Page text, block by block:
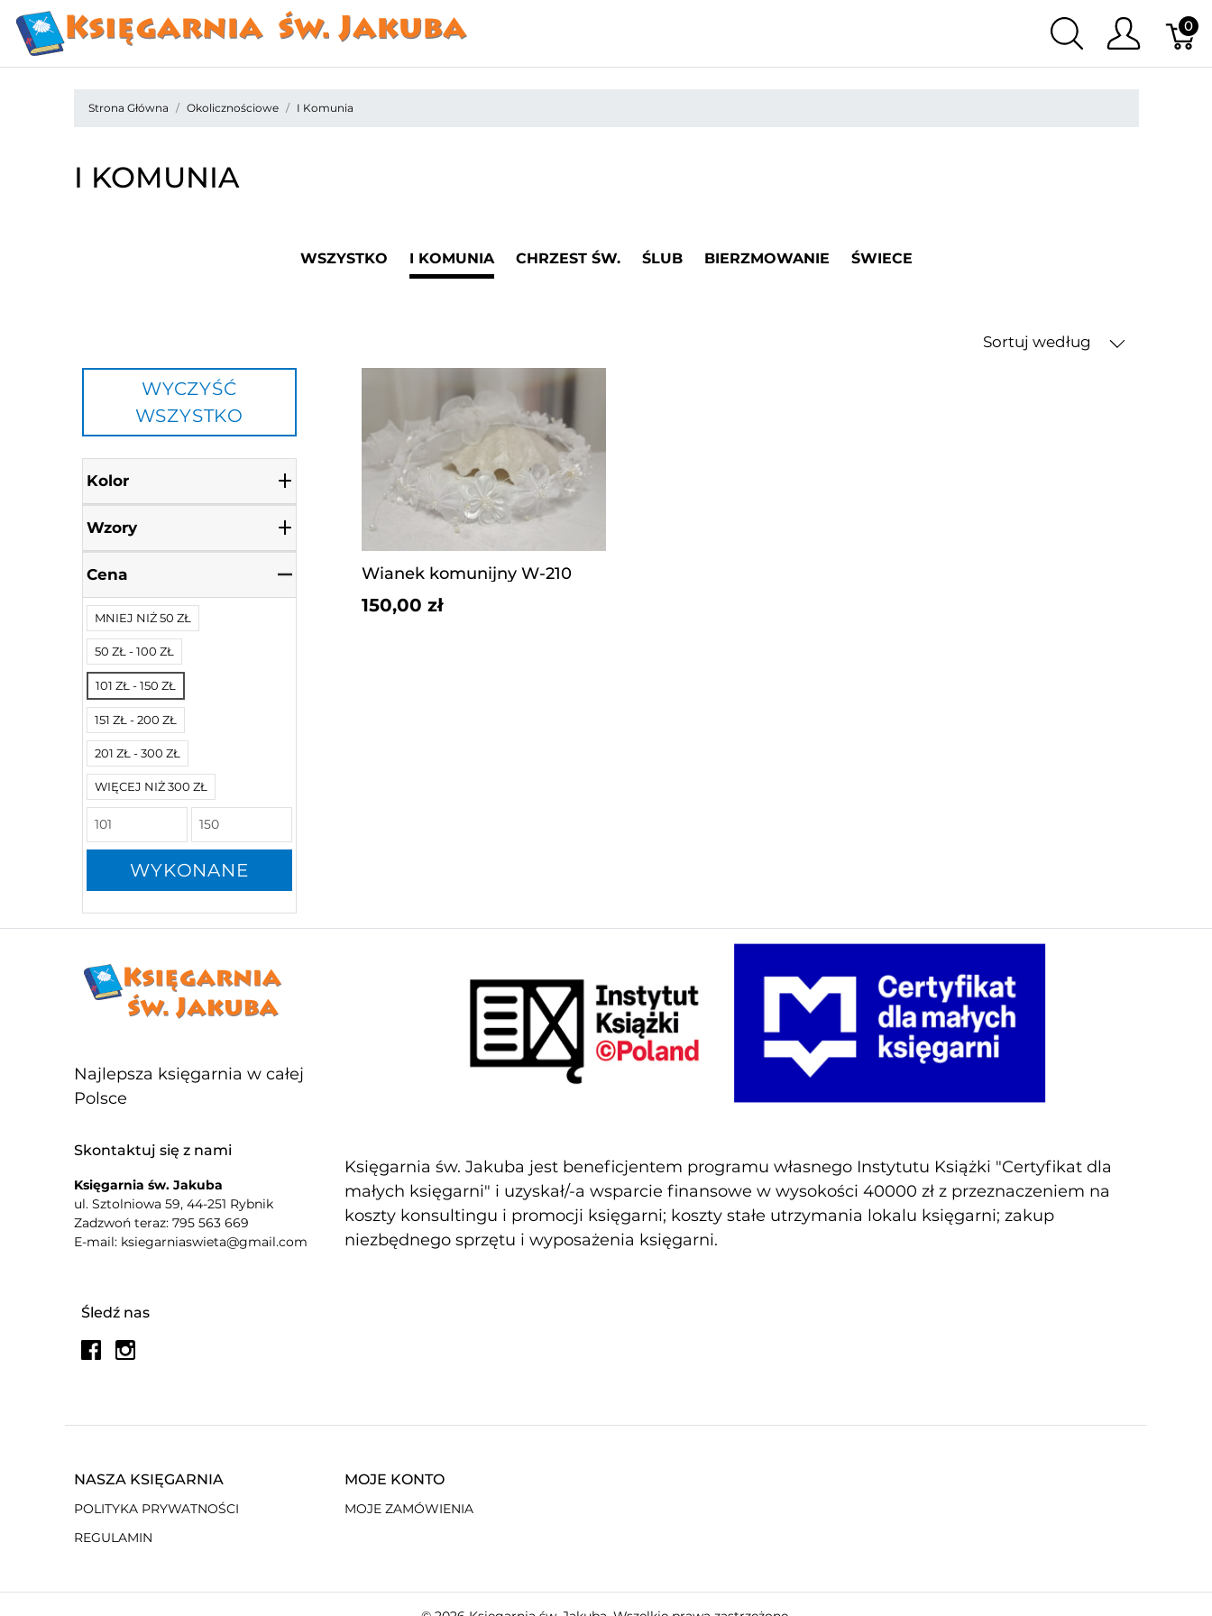
0
Strona Główna Okolicznościowe I Komunia
I KOMUNIA
WSZYSTKO I KOMUNIA CHRZEST ŚW. ŚLUB BIERZMOWANIE ŚWIECE
Sortuj według
WYCZYŚĆ
WSZYSTKO
Kolor
Wzory
Cena
MNIEJ NIŻ 50 ZŁ
50 ZŁ - 100 ZŁ
101 ZŁ - 150 ZŁ
151 ZŁ - 200 ZŁ
201 ZŁ - 300 ZŁ
WIĘCEJ NIŻ 300 ZŁ
WYKONANE
Wianek komunijny W-210
150,00 zł
Najlepsza księgarnia w całej
Polsce
Śledź nas
Skontaktuj się z nami
Księgarnia św. Jakuba
ul. Sztolniowa 59, 44-251 Rybnik
Zadzwoń teraz: 795 563 669
E-mail: ksiegarniaswieta@gmail.com
Księgarnia św. Jakuba jest beneficjentem programu własnego Instytutu Książki "Certyfikat dla
małych księgarni" i uzyskał/-a wsparcie finansowe w wysokości 40000 zł z przeznaczeniem na
koszty konsultingu i promocji księgarni; koszty stałe utrzymania lokalu księgarni; zakup
niezbędnego sprzętu i wyposażenia księgarni.
NASZA KSIĘGARNIA
POLITYKA PRYWATNOŚCI
REGULAMIN
MOJE KONTO
MOJE ZAMÓWIENIA